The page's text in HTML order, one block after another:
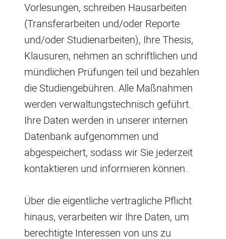
Vorlesungen, schreiben Hausarbeiten
(Transferarbeiten und/oder Reporte
und/oder Studienarbeiten), Ihre Thesis,
Klausuren, nehmen an schriftlichen und
mündlichen Prüfungen teil und bezahlen
die Studiengebühren. Alle Maßnahmen
werden verwaltungstechnisch geführt.
Ihre Daten werden in unserer internen
Datenbank aufgenommen und
abgespeichert, sodass wir Sie jederzeit
kontaktieren und informieren können.
Über die eigentliche vertragliche Pflicht
hinaus, verarbeiten wir Ihre Daten, um
berechtigte Interessen von uns zu